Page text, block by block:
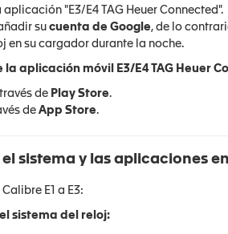
"E3/E4 TAG Heuer Connected".
su cuenta de Google, de lo
en su cargador durante la noche.
aplicación móvil E3/E4 TAG Heuer
de Play Store.
de App Store.
sistema y las aplicaciones en
E1 a E3:
sistema del reloj: